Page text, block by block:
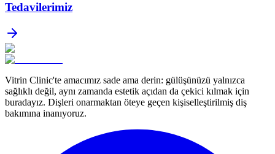
Tedavilerimiz
Vitrin Clinic'te amacımız sade ama derin: gülüşünüzü yalnızca
sağlıklı değil, aynı zamanda estetik açıdan da çekici kılmak için
buradayız. Dişleri onarmaktan öteye geçen kişiselleştirilmiş diş
bakımına inanıyoruz.